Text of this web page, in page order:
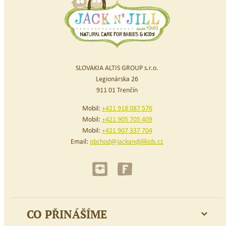
SLOVAKIA ALTIS GROUP s.r.o.
Legionárska 26
911 01 Trenčín
Mobil: +421 918 087 576
Mobil: +421 905 705 409
Mobil: +421 907 337 704
Email: obchod@jackandjillkids.cz
CO PŘINÁŠÍME